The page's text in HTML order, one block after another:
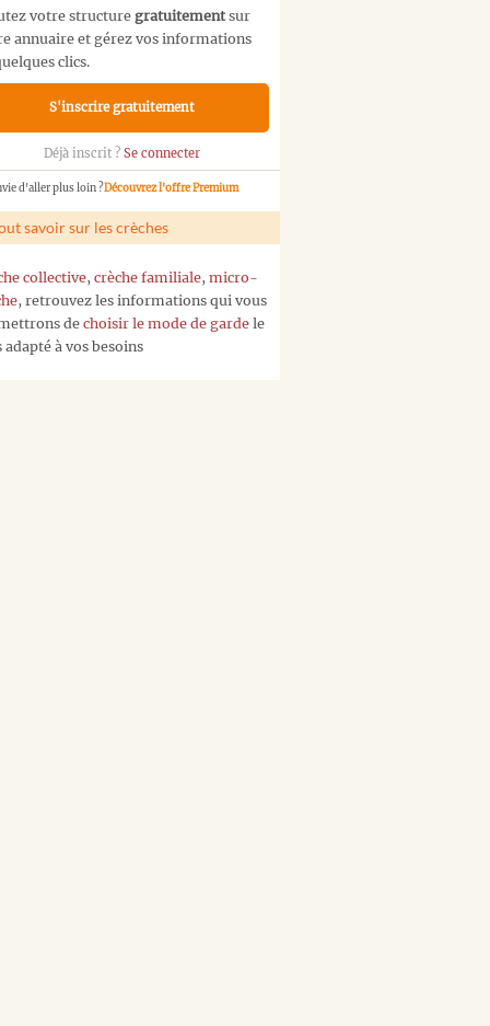
votre structure gratuitementsur
annuaire et gérez vos informations
clics.
S'inscrire gratuitement
Déjà inscrit ? Se connecter
d'aller plus loin ?Découvrez l'offre Premium
savoir sur les crèches
collective, crèche familiale, micro-
, retrouvez les informations qui vous
dechoisir le mode de garde le
adapté à vos besoins